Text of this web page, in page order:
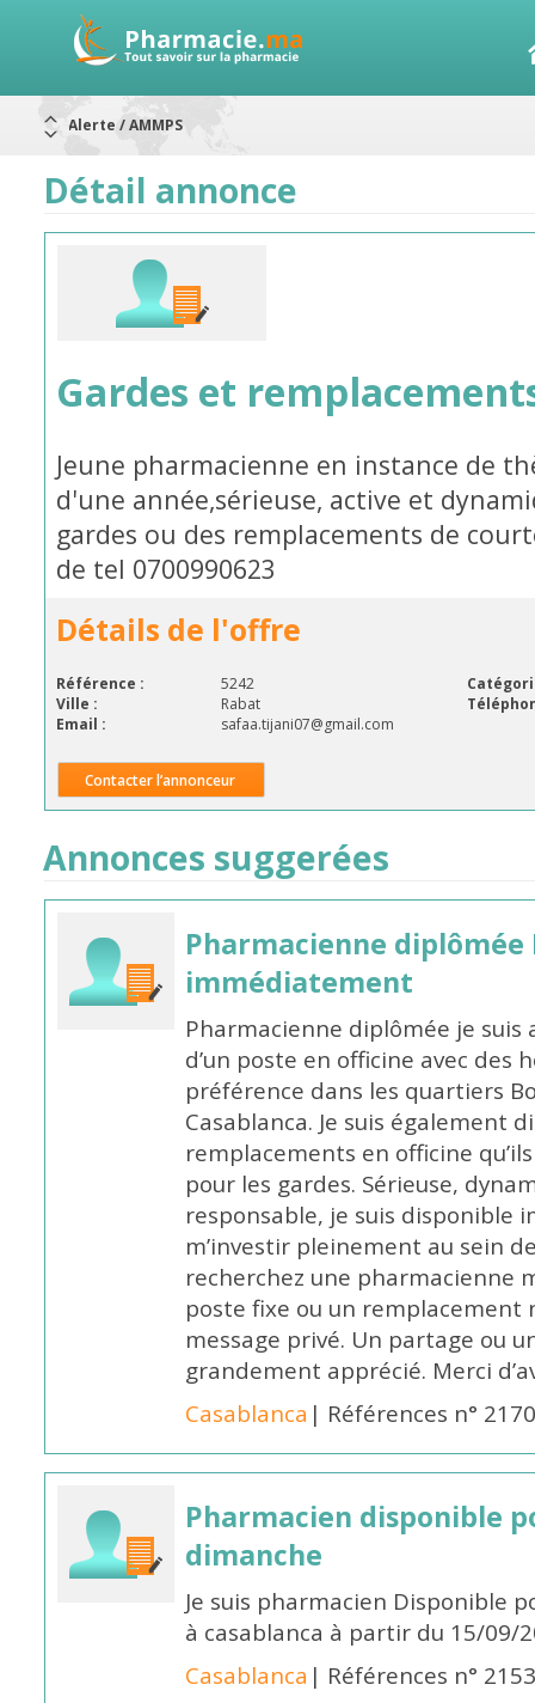
Aureomycine ophtalmique : Rappel de lots
RAPPELS DE LOTS
Rappel de lots : ANTITOXINE TÉTANIQUE 1500.
Détail annonce
Gardes et
Jeune pharmacienne en instance de
d'une année,sérieuse, active et
gardes ou des remplacements de
de tel 0700990623
Détails de l'offre
Référence : 5242
Ville :
Rabat
Email :
safaa.tijani07@gmail.com
Contacter l’annonceur
Annonces suggerées
Pharmacienne diplômée
immédiatement
Pharmacienne diplômée je
d’un poste en officine avec des
préférence dans les quartiers
Casablanca. Je suis également
remplacements en officine
pour les gardes. Sérieuse,
responsable, je suis
m’investir pleinement au sein
recherchez une pharmacienne
poste fixe ou un remplacement
message privé. Un partage ou
grandement apprécié. Merci
Casablanca | Références n°
Pharmacien disponible
dimanche
Je suis pharmacien Disponible
à casablanca à partir du 15/09/
Casablanca | Références n°